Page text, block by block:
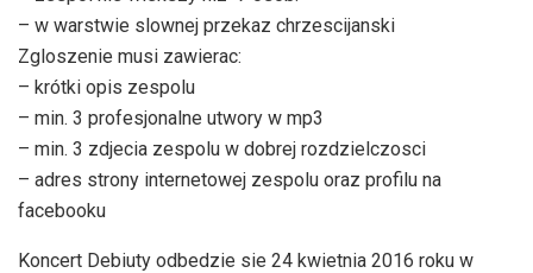
– w warstwie slownej przekaz chrzescijanski
Zgloszenie musi zawierac:
– krótki opis zespolu
– min. 3 profesjonalne utwory w mp3
– min. 3 zdjecia zespolu w dobrej rozdzielczosci
– adres strony internetowej zespolu oraz profilu na
facebooku
Koncert Debiuty odbedzie sie 24 kwietnia 2016 roku w